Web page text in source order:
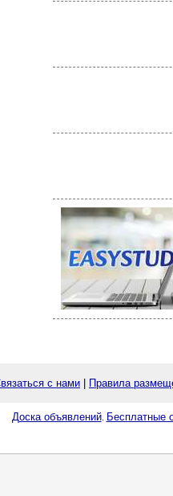
с нами Правила
Доска объявлений. Бесплатные